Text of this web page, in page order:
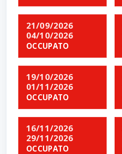
21/09/2026
04/10/2026
OCCUPATO
19/10/2026
01/11/2026
OCCUPATO
16/11/2026
29/11/2026
OCCUPATO